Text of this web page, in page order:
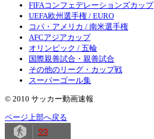
FIFAコンフェデレーションズカップ
UEFA欧州選手権 / EURO
コパ・アメリカ / 南米選手権
AFCアジアカップ
オリンピック / 五輪
国際親善試合・親善試合
その他のリーグ・カップ戦
スーパーゴール集
© 2010 サッカー動画速報
ページ上部へ戻る
23